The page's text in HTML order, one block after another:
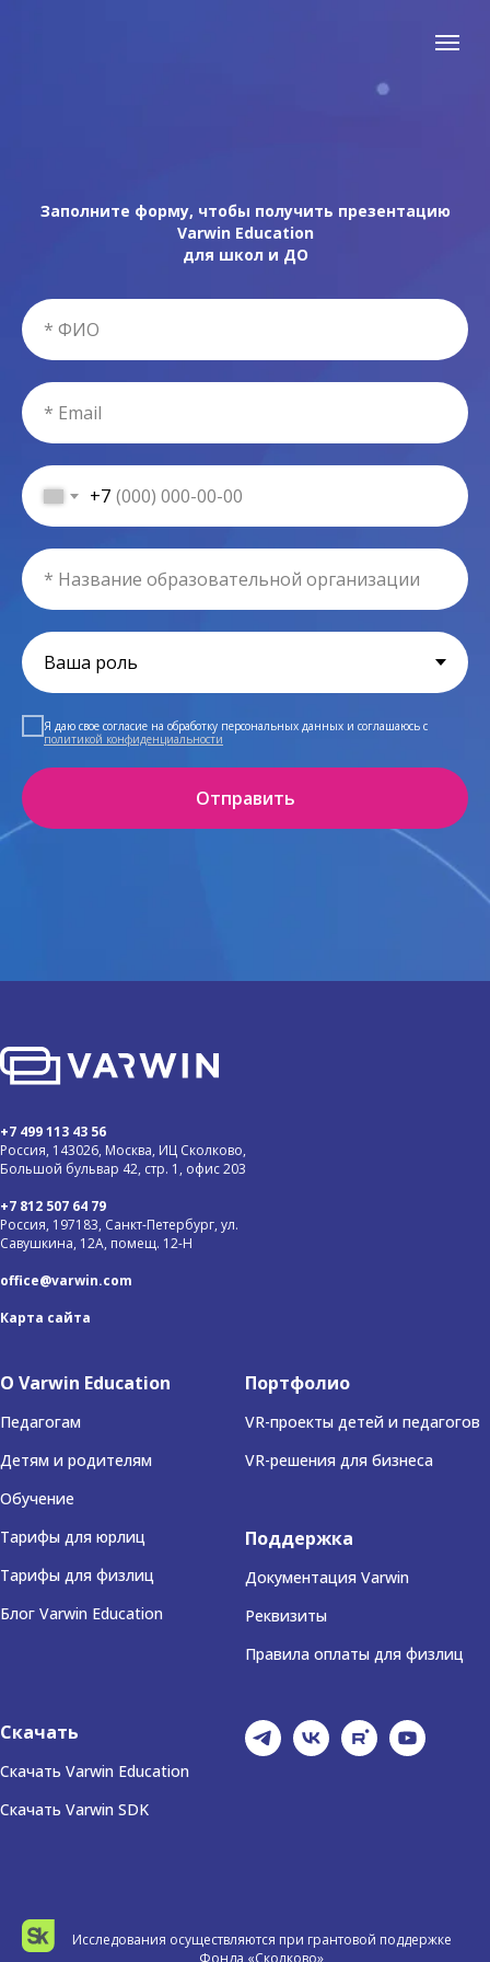
Заполните форму, чтобы получить презентацию
Varwin Education
для школ и ДО
+7
Я даю свое согласие на обработку персональных данных и соглашаюсь c
политикой конфиденциальности
Отправить
+7 499 113 43 56
Россия, 143026, Москва, ИЦ Сколково,
Большой бульвар 42, стр. 1, офис 203
+7 812 507 64 79
Россия, 197183, Санкт-Петербург, ул.
Савушкина, 12А, помещ. 12-Н
office@varwin.com
Карта сайта
О Varwin Education
Педагогам
Детям и родителям
Обучение
Тарифы для юрлиц
Тарифы для физлиц
Блог Varwin Education
Портфолио
VR-проекты детей и педагогов
VR-решения для бизнеса
Поддержка
Документация Varwin
Реквизиты
Правила оплаты для физлиц
Скачать
Скачать Varwin Education
Скачать Varwin SDK
Исследования осуществляются при грантовой поддержке